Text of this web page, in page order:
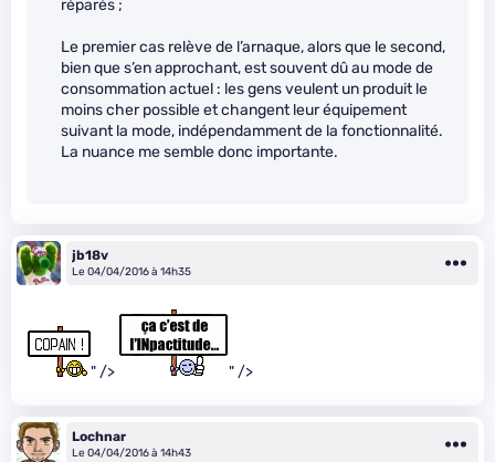
réparés ;
Le premier cas relève de l’arnaque, alors que le second,
bien que s’en approchant, est souvent dû au mode de
consommation actuel : les gens veulent un produit le
moins cher possible et changent leur équipement
suivant la mode, indépendamment de la fonctionnalité.
La nuance me semble donc importante.
jb18v
Le 04/04/2016 à 14h35
" /> " />
Lochnar
Le 04/04/2016 à 14h43